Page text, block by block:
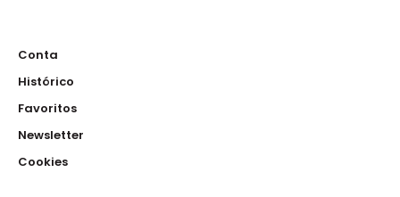
Conta
Histórico
Favoritos
Newsletter
Cookies